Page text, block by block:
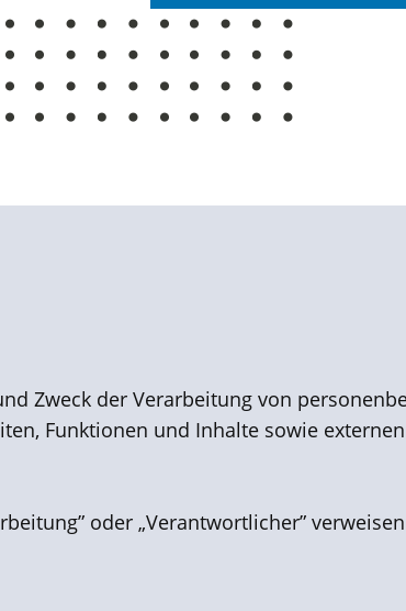
Zweck der Verarbeitung vo​n
Funktionen und Inhalte sowie
oder „Verantwortlicher”